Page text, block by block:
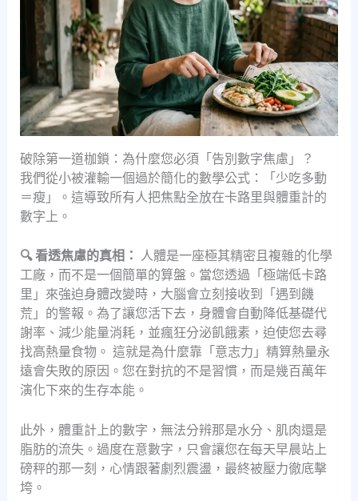
破除第一道枷鎖：為什麼您必須「告別數字焦慮」？
我們從小被灌輸一個過於簡化的數學公式：「少吃多動
＝瘦」。這導致所有人把焦點全放在卡路里與體重計的
數字上。
🔍 看透焦慮的真相： 人體是一座極其精密且複雜的化學
工廠，而不是一個簡單的算盤。當您透過「極端低卡路
里」來強迫身體改變時，大腦會立刻接收到「遇到饑
荒」的警報。為了讓您活下去，身體會自動降低基礎代
謝率、減少能量消耗，並瘋狂分泌飢餓素，迫使您去尋
找高熱量食物。 這就是為什麼靠「意志力」精算熱量永
遠會失敗的原因。您在對抗的不是習慣，而是幾百萬年
演化下來的生存本能。
此外，體重計上的數字，無法分辨那是水分、肌肉還是
脂肪的流失。過度在意數字，只會讓您在每天早晨站上
磅秤的那一刻，心情跟著劇烈震盪，最終被壓力徹底擊
垮。